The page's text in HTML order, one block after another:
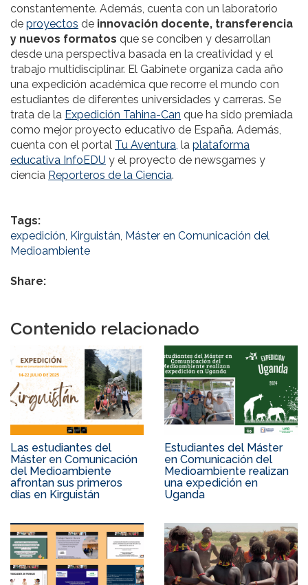
constantemente. Además, cuenta con un laboratorio
de proyectos de innovación docente, transferencia
y nuevos formatos que se conciben y desarrollan
desde una perspectiva basada en la creatividad y el
trabajo multidisciplinar. El Gabinete organiza cada año
una expedición académica que recorre el mundo con
estudiantes de diferentes universidades y carreras. Se
trata de la Expedición Tahina-Can que ha sido premiada
como mejor proyecto educativo de España. Además,
cuenta con el portal Tu Aventura, la plataforma
educativa InfoEDU y el proyecto de newsgames y
ciencia Reporteros de la Ciencia.
Tags:
expedición, Kirguistán, Máster en Comunicación del
Medioambiente
Share:
Contenido relacionado
Las estudiantes del
Máster en Comunicación
del Medioambiente
afrontan sus primeros
días en Kirguistán
Estudiantes del Máster
en Comunicación del
Medioambiente realizan
una expedición en
Uganda